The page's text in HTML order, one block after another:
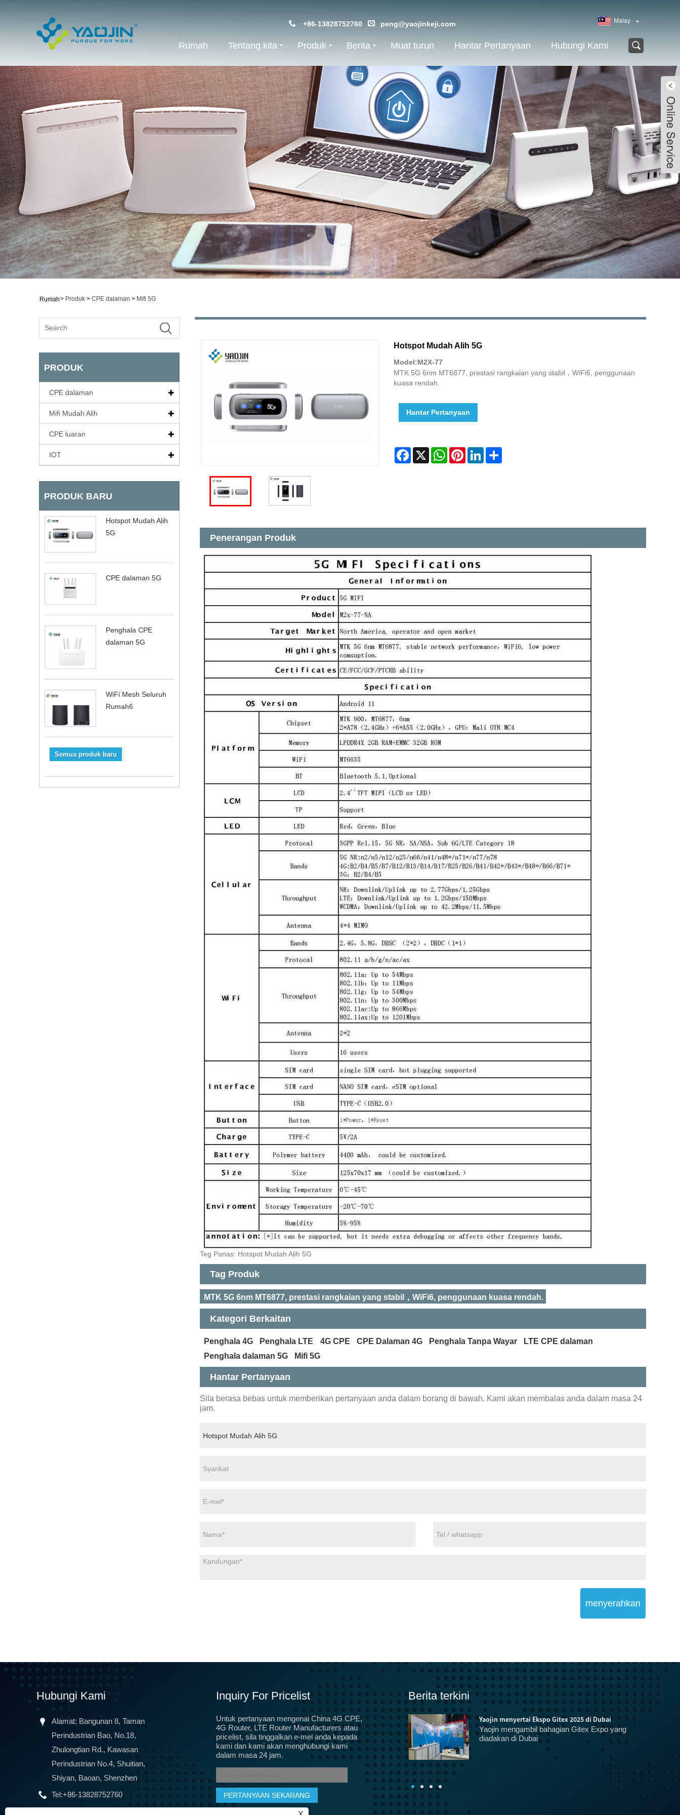
+86-13828752760 peng@yaojinkeji.com Malay
Rumah Tentang kita Produk Berita Muat turun Hantar Pertanyaan Hubungi Kami
Rumah> Produk > CPE dalaman > Mifi 5G
PRODUK
CPE dalaman
Mifi Mudah Alih
CPE luaran
IOT
PRODUK BARU
Hotspot Mudah Alih
5G
CPE dalaman 5G
Penghala CPE
dalaman 5G
WiFi Mesh Seluruh
Rumah6
Semua produk baru
Hotspot Mudah Alih 5G
Model:M2X-77
MTK 5G 6nm MT6877, prestasi rangkaian yang stabil，WiFi6, penggunaan
kuasa rendah.
Hantar Pertanyaan
Facebook
X WhatsAppPinterestLinkedIn
Penerangan Produk
Teg Panas: Hotspot Mudah Alih 5G
Tag Produk
MTK 5G 6nm MT6877, prestasi rangkaian yang stabil，WiFi6, penggunaan kuasa rendah.
Kategori Berkaitan
Penghala 4G Penghala LTE 4G CPE CPE Dalaman 4G Penghala Tanpa Wayar
LTE CPE dalaman
Penghala dalaman 5G
Mifi 5G
Hantar Pertanyaan
Sila berasa bebas untuk memberikan pertanyaan anda dalam borang di bawah. Kami akan membalas anda dalam masa 24
jam.
menyerahkan
Hubungi Kami
Alamat: Bangunan 8, Taman
Perindustrian Bao, No.18,
Zhulongtian Rd., Kawasan
Perindustrian No.4, Shuitian,
Shiyan, Baoan, Shenzhen
Tel:+86-13828752760
Inquiry For Pricelist
Untuk pertanyaan mengenai China 4G CPE,
4G Router, LTE Router Manufacturers atau
pricelist, sila tinggalkan e-mel anda kepada
kami dan kami akan menghubungi kami
dalam masa 24 jam.
Berita terkini
5G akan menggantikan gentian optik, terminal CPE
5G untuk jalur lebar rumah, pensijilan peralatan CPE,
SRRC, CTA
Sebenarnya, banyak orang telah menggunakan
peralatan CPE pada era 3G dan 4G, seperti MIFI
seperti ini.
Yaojin menyertai Ekspo Gitex 2025 di Dubai
Yaojin mengambil bahagian Gitex Expo yang
diadakan di Dubai